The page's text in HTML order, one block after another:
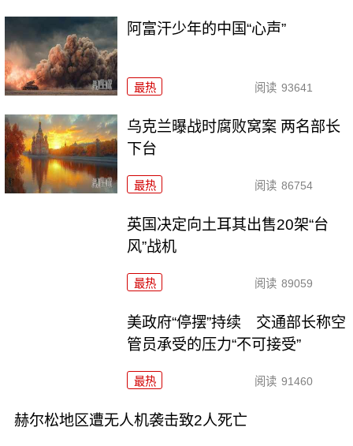
阿富汗少年的中国“心声”
最热 阅读 93641
乌克兰曝战时腐败窝案 两名部长
下台
最热 阅读 86754
英国决定向土耳其出售20架“台
风”战机
最热 阅读 89059
美政府“停摆”持续 交通部长称空
管员承受的压力“不可接受”
最热 阅读 91460
赫尔松地区遭无人机袭击致2人死亡